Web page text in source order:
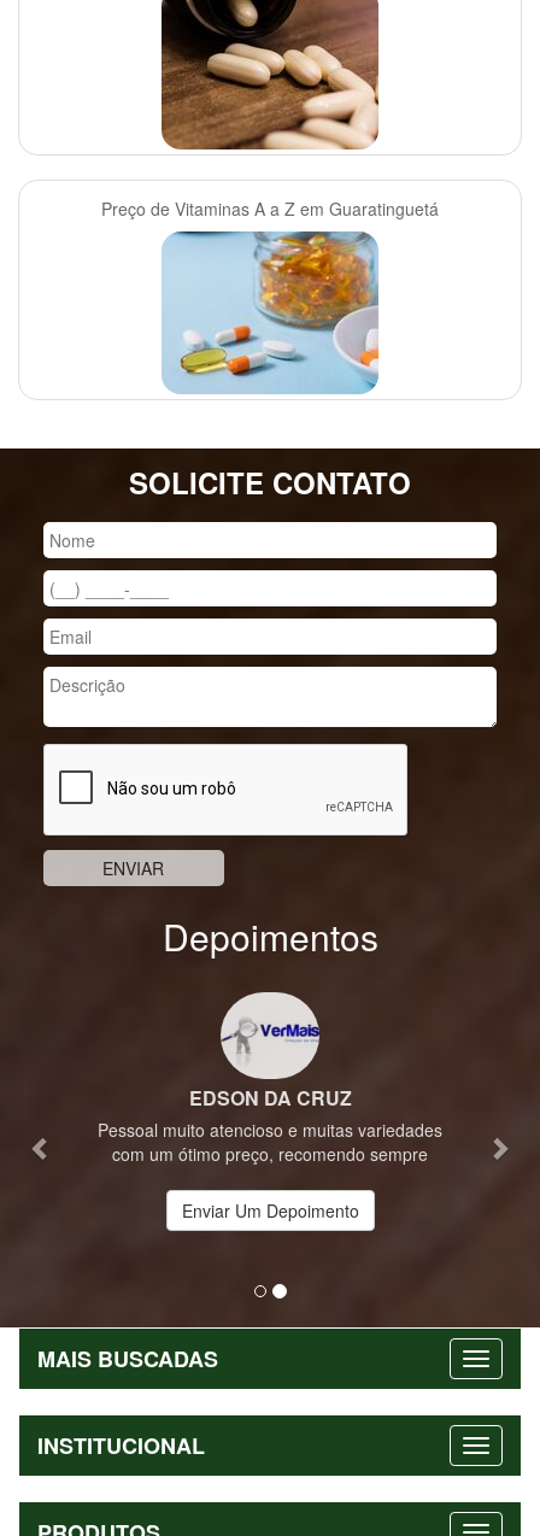
Preço de Vitaminas A a Z em Guaratinguetá
SOLICITE CONTATO
Depoimentos
EDSON DA CRUZ
Pessoal muito atencioso e muitas variedades
com um ótimo preço, recomendo sempre
Enviar Um Depoimento
MAIS BUSCADAS
INSTITUCIONAL